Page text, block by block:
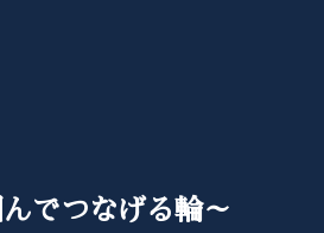
でつなげる輪～